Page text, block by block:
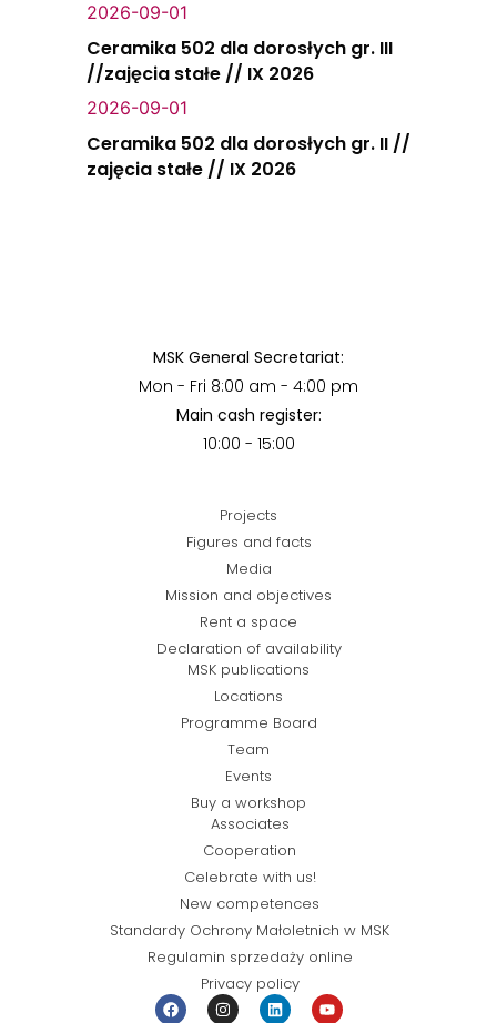
2026-09-01
Ceramika 502 dla dorosłych gr. III
//zajęcia stałe // IX 2026
2026-09-01
Ceramika 502 dla dorosłych gr. II //
zajęcia stałe // IX 2026
MSK General Secretariat:
Mon - Fri 8:00 am - 4:00 pm
Main cash register:
10:00 - 15:00
Projects
Figures and facts
Media
Mission and objectives
Rent a space
Declaration of availability
MSK publications
Locations
Programme Board
Team
Events
Buy a workshop
Associates
Cooperation
Celebrate with us!
New competences
Standardy Ochrony Małoletnich w MSK
Regulamin sprzedaży online
Privacy policy